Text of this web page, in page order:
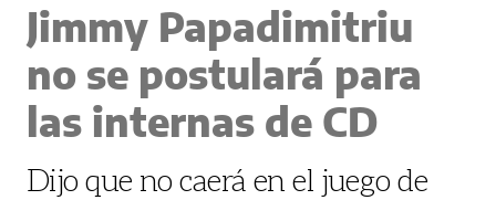
Jimmy Papadimitriu
no se postulará para
las internas de CD
Dijo que no caerá en el juego de